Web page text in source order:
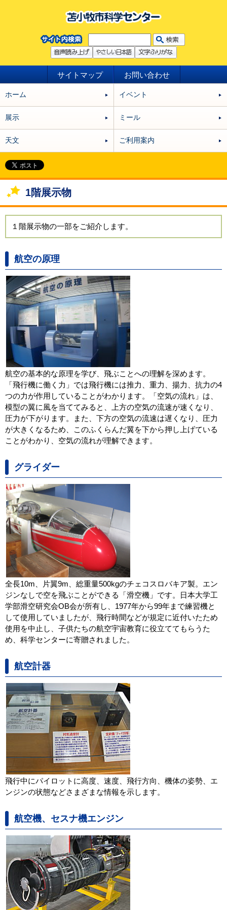
サイトマップ お問い合わせ
ホーム イベント
展示 ミール
天文 ご利用案内
1階展示物
１階展示物の一部をご紹介します。
航空の原理
航空の基本的な原理を学び、飛ぶことへの理解を深めます。
「飛行機に働く力」では飛行機には推力、重力、揚力、抗力の4
つの力が作用していることがわかります。「空気の流れ」は、
模型の翼に風を当ててみると、上方の空気の流速が速くなり、
圧力が下がります。また、下方の空気の流速は遅くなり、圧力
が大きくなるため、このふくらんだ翼を下から押し上げている
ことがわかり、空気の流れが理解できます。
グライダー
全長10m、片翼9m、総重量500kgのチェコスロバキア製。エン
ジンなしで空を飛ぶことができる「滑空機」です。日本大学工
学部滑空研究会OB会が所有し、1977年から99年まで練習機と
して使用していましたが、飛行時間などが規定に近付いたため
使用を中止し、子供たちの航空宇宙教育に役立ててもらうた
め、科学センターに寄贈されました。
航空計器
飛行中にパイロットに高度、速度、飛行方向、機体の姿勢、エ
ンジンの状態などさまざまな情報を示します。
航空機、セスナ機エンジン